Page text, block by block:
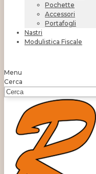
Pochette
Accessori
Portafogli
Nastri
Modulistica Fiscale
Menu
Cerca